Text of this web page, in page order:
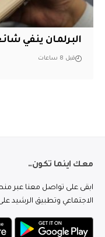
البرلمان ينفي شائعة
قبل 8 ساعات
معك اينما تكون..
ابقى على تواصل معنا عبر
الاجتماعي وتطبيق الرشيد